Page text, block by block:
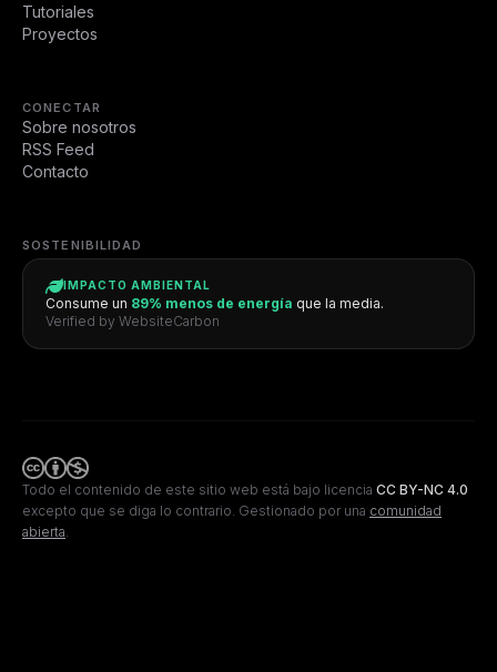
Tutoriales
Proyectos
CONECTAR
Sobre nosotros
RSS Feed
Contacto
SOSTENIBILIDAD
IMPACTO AMBIENTAL
Consume un 89% menos de energía que la media.
Verified by WebsiteCarbon
Todo el contenido de este sitio web está bajo licencia CC BY-NC 4.0
excepto que se diga lo contrario. Gestionado por una comunidad
abierta